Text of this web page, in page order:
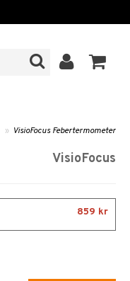
» VisioFocus Febertermometer
VisioFocus
859 kr